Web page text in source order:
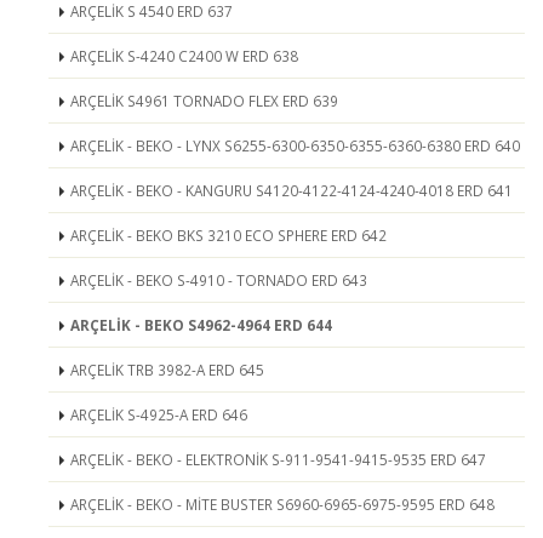
ARÇELİK S 4540 ERD 637
ARÇELİK S-4240 C2400 W ERD 638
ARÇELİK S4961 TORNADO FLEX ERD 639
ARÇELİK - BEKO - LYNX S6255-6300-6350-6355-6360-6380 ERD 640
ARÇELİK - BEKO - KANGURU S4120-4122-4124-4240-4018 ERD 641
ARÇELİK - BEKO BKS 3210 ECO SPHERE ERD 642
ARÇELİK - BEKO S-4910 - TORNADO ERD 643
ARÇELİK - BEKO S4962-4964 ERD 644
ARÇELİK TRB 3982-A ERD 645
ARÇELİK S-4925-A ERD 646
ARÇELİK - BEKO - ELEKTRONİK S-911-9541-9415-9535 ERD 647
ARÇELİK - BEKO - MİTE BUSTER S6960-6965-6975-9595 ERD 648